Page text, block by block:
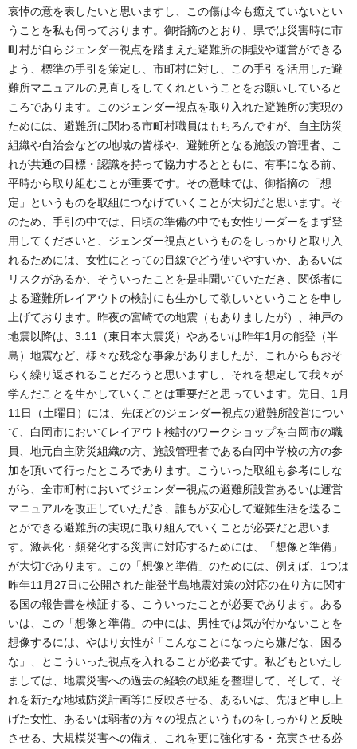
哀悼の意を表したいと思いますし、この傷は今も癒えていないとい
うことを私も伺っております。御指摘のとおり、県では災害時に市
町村が自らジェンダー視点を踏まえた避難所の開設や運営ができる
よう、標準の手引を策定し、市町村に対し、この手引を活用した避
難所マニュアルの見直しをしてくれということをお願いしていると
ころであります。このジェンダー視点を取り入れた避難所の実現の
ためには、避難所に関わる市町村職員はもちろんですが、自主防災
組織や自治会などの地域の皆様や、避難所となる施設の管理者、こ
れが共通の目標・認識を持って協力するとともに、有事になる前、
平時から取り組むことが重要です。その意味では、御指摘の「想
定」というものを取組につなげていくことが大切だと思います。そ
のため、手引の中では、日頃の準備の中でも女性リーダーをまず登
用してくださいと、ジェンダー視点というものをしっかりと取り入
れるためには、女性にとっての目線でどう使いやすいか、あるいは
リスクがあるか、そういったことを是非聞いていただき、関係者に
よる避難所レイアウトの検討にも生かして欲しいということを申し
上げております。昨夜の宮崎での地震（もありましたが）、神戸の
地震以降は、3.11（東日本大震災）やあるいは昨年1月の能登（半
島）地震など、様々な残念な事象がありましたが、これからもおそ
らく繰り返されることだろうと思いますし、それを想定して我々が
学んだことを生かしていくことは重要だと思っています。先日、1月
11日（土曜日）には、先ほどのジェンダー視点の避難所設営につい
て、白岡市においてレイアウト検討のワークショップを白岡市の職
員、地元自主防災組織の方、施設管理者である白岡中学校の方の参
加を頂いて行ったところであります。こういった取組も参考にしな
がら、全市町村においてジェンダー視点の避難所設営あるいは運営
マニュアルを改正していただき、誰もが安心して避難生活を送るこ
とができる避難所の実現に取り組んでいくことが必要だと思いま
す。激甚化・頻発化する災害に対応するためには、「想像と準備」
が大切であります。この「想像と準備」のためには、例えば、1つは
昨年11月27日に公開された能登半島地震対策の対応の在り方に関す
る国の報告書を検証する、こういったことが必要であります。ある
いは、この「想像と準備」の中には、男性では気が付かないことを
想像するには、やはり女性が「こんなことになったら嫌だな、困る
な」、とこういった視点を入れることが必要です。私どもといたし
ましては、地震災害への過去の経験の取組を整理して、そして、そ
れを新たな地域防災計画等に反映させる、あるいは、先ほど申し上
げた女性、あるいは弱者の方々の視点というものをしっかりと反映
させる、大規模災害への備え、これを更に強化する・充実させる必